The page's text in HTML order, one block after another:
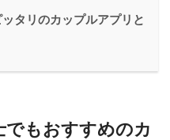
タリのカップルアプリと
でもおすすめのカ